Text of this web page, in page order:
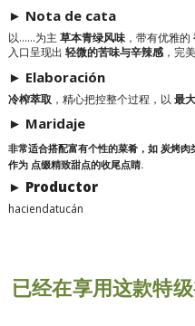
► Nota de cata
以……为主 草本青绿风味 ，带有优雅的
入口呈现出 轻微的苦味与辛辣感 ，完
► Elaboración
冷榨萃取 ，精心把控整个过程，以 最
► Maridaje
非常适合搭配富有个性的菜肴，如 炭烤肉
作为 点缀精致甜点的收尾点睛.
► Productor
haciendatucán
已经在享用这款特